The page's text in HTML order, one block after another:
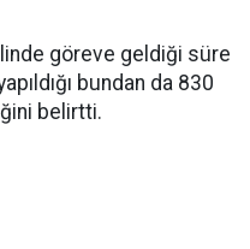
göreve geldiği süre
bundan da 830
belirtti.